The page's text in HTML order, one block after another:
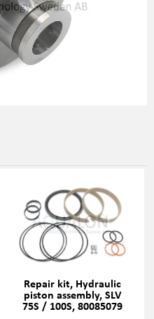
Repair kit, Hydraulic
piston assembly, SLV
75S / 100S, 80085079